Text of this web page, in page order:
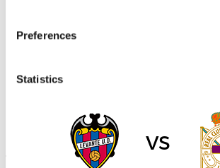
Preferences
Statistics
vs